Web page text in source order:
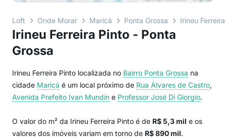
Loft Onde Morar Maricá Ponta Grossa Irineu
Irineu Ferreira Pinto - Ponta
Grossa
Irineu Ferreira Pinto localizada no Bairro Ponta Grossa na
cidade Maricá é um local próximo de Rua Álvares de Castro,
Avenida Prefeito Ivan Mundin e Professor José Di Giorgio.
O valor do m² da Irineu Ferreira Pinto é de R$ 5,3 mil e os
valores dos imóveis variam em torno de R$ 890 mil.